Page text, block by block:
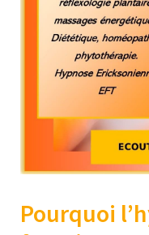
Pourquoi